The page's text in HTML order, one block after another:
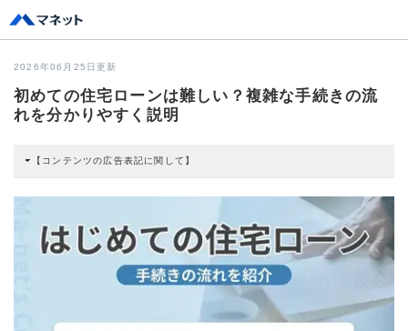
2026年06月25日更新
初めての住宅ローンは難しい？複雑な手続きの流
れを分かりやすく説明
【コンテンツの広告表記に関して】
すると弊社に対して企業から紹介報酬が支払われるという収益モデルです。 た
だし、特定の商品を根拠なくPRするものではなく、当編集部の調査／ユーザー
への口コミ収集などに基づき、公平性を担保した情報提供を行っています。
>提携企業一覧